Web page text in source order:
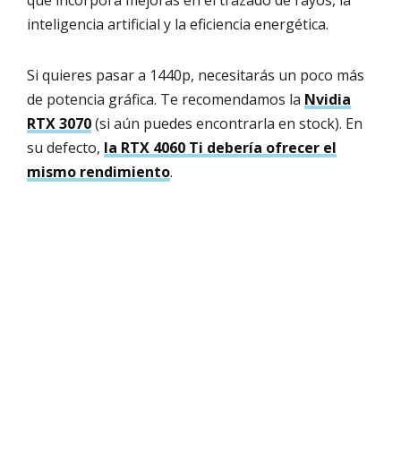
inteligencia artificial y la eficiencia energética.
Si quieres pasar a 1440p, necesitarás un poco más
de potencia gráfica. Te recomendamos la Nvidia
RTX 3070(si aún puedes encontrarla en stock). En
su defecto, la RTX 4060 Ti debería ofrecer el
mismo rendimiento.